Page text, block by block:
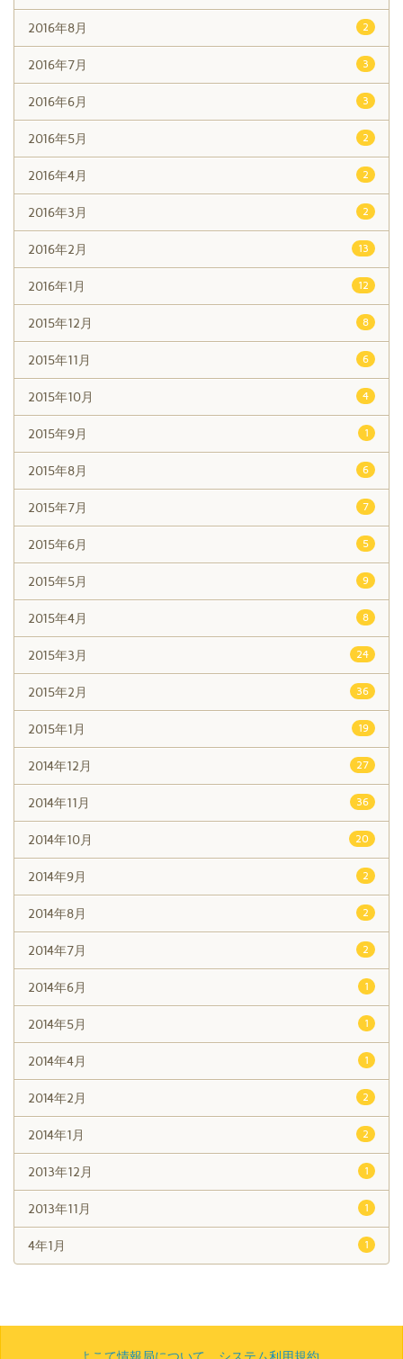
2
2016年8月
3
2016年7月
3
2016年6月
2
2016年5月
2
2016年4月
2
2016年3月
13
2016年2月
12
2016年1月
8
2015年12月
6
2015年11月
4
2015年10月
1
2015年9月
6
2015年8月
7
2015年7月
5
2015年6月
9
2015年5月
8
2015年4月
24
2015年3月
36
2015年2月
19
2015年1月
27
2014年12月
36
2014年11月
20
2014年10月
2
2014年9月
2
2014年8月
2
2014年7月
1
2014年6月
1
2014年5月
1
2014年4月
2
2014年2月
2
2014年1月
1
2013年12月
1
2013年11月
1
4年1月
よこて情報局について システム利用規約